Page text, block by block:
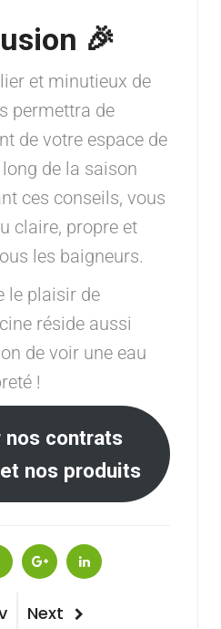
🎉
et minutieux de
permettra de
de votre espace de
de la saison
ces conseils, vous
claire, propre et
les baigneurs.
le plaisir de
réside aussi
de voir une eau
!
nos contrats
nos produits
Next
Next